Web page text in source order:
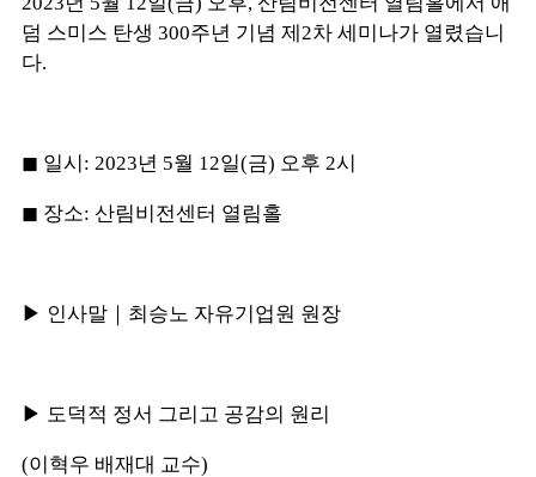
덤 스미스 탄생 300주년 기념 제2차 세미나가 열렸습니
다.
◼︎ 일시: 2023년 5월 12일(금) 오후 2시
◼︎ 장소: 산림비전센터 열림홀
▶ 인사말｜최승노 자유기업원 원장
▶ 도덕적 정서 그리고 공감의 원리
(이혁우 배재대 교수)